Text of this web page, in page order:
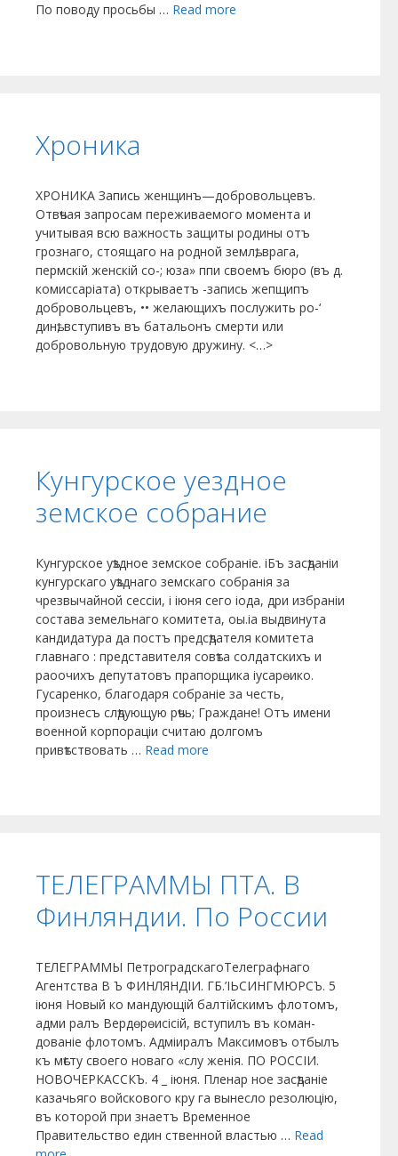
По поводу просьбы … Read more
Хроника
ХРОНИКА Запись женщинъ—добровольцевъ.
Отвѣчая запросам переживаемого момента и
учитывая всю важность защиты родины отъ
грознаго, стоящаго на родной землѣ, врага,
пермскій женскій со-; юза» ппи своемъ бюро (въ д.
комиссаріата) открываетъ -запись жепщипъ
добровольцевъ, •• желающихъ послужить ро-‘
динѣ, вступивъ въ батальонъ смерти или
добровольную трудовую дружину. <…>
Кунгурское уездное
земское собрание
Кунгурское уѣздное земское собраніе. іБъ засѣданіи
кунгурскаго уѣзднаго земскаго собранія за
чрезвычайной сессіи, і іюня сего іода, дри избраніи
состава земельнаго комитета, оы.іа выдвинута
кандидатура да постъ предсѣдателя комитета
главнаго : представителя совѣта солдатскихъ и
раоочихъ депутатовъ прапорщика іусарѳико.
Гусаренко, благодаря собраніе за честь,
произнесъ слѣдующую рѣчь; Граждане! Отъ имени
военной корпораціи считаю долгомъ
привѣтствовать … Read more
ТЕЛЕГРАММЫ ПТА. В
Финляндии. По России
ТЕЛЕГРАММЫ ПетроградскагоТелеграфнаго
Агентства В Ъ ФИНЛЯНДІИ. ГБ.’ІЬСИНГМЮРСЪ. 5
іюня Новый ко­ мандующій балтійскимъ флотомъ,
адми­ ралъ Вердѳрѳисісій, вступилъ въ коман­
дованіе флотомъ. Адміиралъ Максимовъ отбылъ
къ мѣсту своего новаго «слу­ женія. ПО РОССІИ.
НОВОЧЕРКАССКЪ. 4 _ іюня. Пленар­ ное засѣданіе
казачьяго войскового кру­ га вынесло резолюцію,
въ которой при­ знаетъ Временное
Правительство един­ ственной властью … Read